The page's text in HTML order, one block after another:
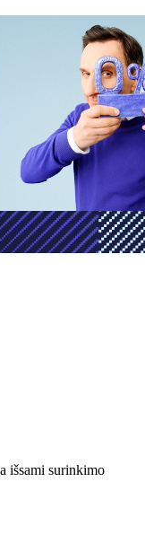
išsami surinkimo